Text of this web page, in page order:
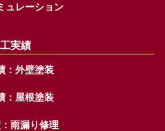
ュレーション
実績
：外壁塗装
：屋根塗装
雨漏り修理